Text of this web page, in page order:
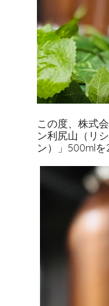
この度、株式
ン利尻山（リ
ン）」500mlを